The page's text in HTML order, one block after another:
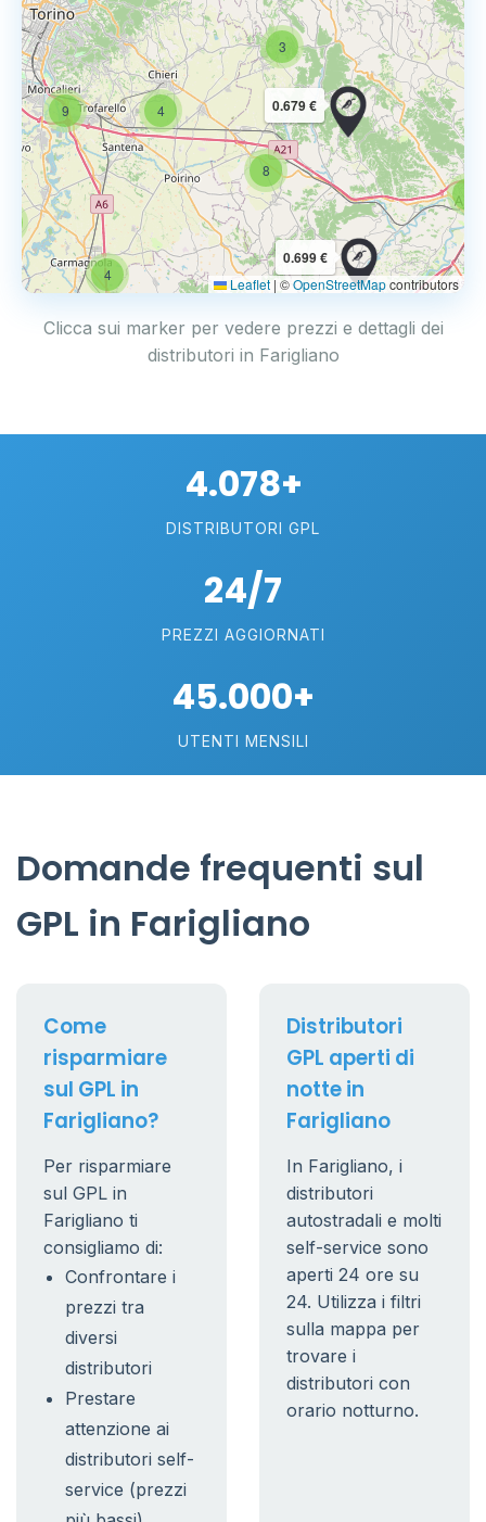
9
4
4
3
8
0.699 €
0.679 €
Leaflet | ©OpenStreetMapcontributors
Clicca sui marker per vedere prezzi e dettagli dei
distributori in Farigliano
4.078+
DISTRIBUTORI GPL
24/7
PREZZI AGGIORNATI
45.000+
UTENTI MENSILI
Domande frequenti sul
GPL in Farigliano
Come
risparmiare
sul GPL in
Farigliano?
Per risparmiare
sul GPL in
Farigliano ti
consigliamo di:
Confrontare i
prezzi tra
diversi
distributori
Prestare
attenzione ai
distributori self-
service (prezzi
Distributori
GPL aperti di
notte in
Farigliano
In Farigliano, i
distributori
autostradali e molti
self-service sono
aperti 24 ore su
24. Utilizza i filtri
sulla mappa per
trovare i
distributori con
orario notturno.